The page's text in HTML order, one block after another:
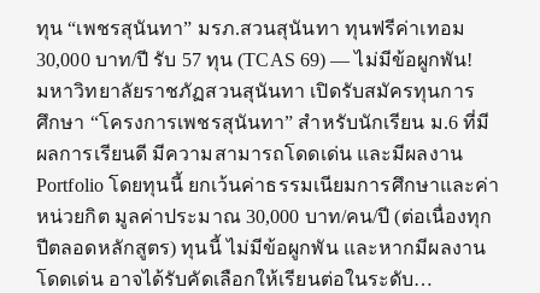
ทุน “เพชรสุนันทา” มรภ.สวนสุนันทา ทุนฟรีค่าเทอม
30,000 บาท/ปี รับ 57 ทุน (TCAS 69) — ไม่มีข้อผูกพัน!
มหาวิทยาลัยราชภัฏสวนสุนันทา เปิดรับสมัครทุนการ
ศึกษา “โครงการเพชรสุนันทา” สำหรับนักเรียน ม.6 ที่มี
ผลการเรียนดี มีความสามารถโดดเด่น และมีผลงาน
Portfolio โดยทุนนี้ ยกเว้นค่าธรรมเนียมการศึกษาและค่า
หน่วยกิต มูลค่าประมาณ 30,000 บาท/คน/ปี (ต่อเนื่องทุก
ปีตลอดหลักสูตร) ทุนนี้ ไม่มีข้อผูกพัน และหากมีผลงาน
โดดเด่น อาจได้รับคัดเลือกให้เรียนต่อในระดับ…